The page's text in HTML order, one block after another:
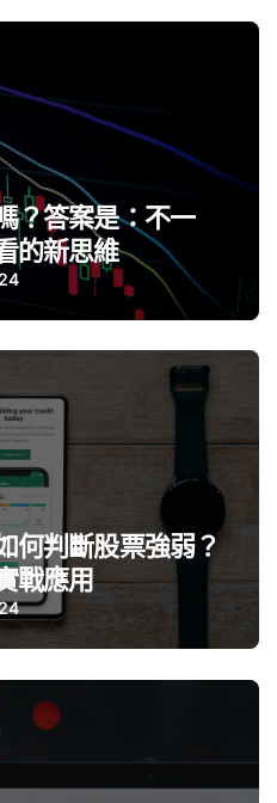
？答案是：不一
的新思維
何判斷股票強弱？
戰應用